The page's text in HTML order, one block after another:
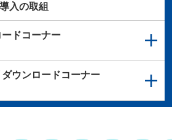
入の取組
ドコーナー
ウンロードコーナー